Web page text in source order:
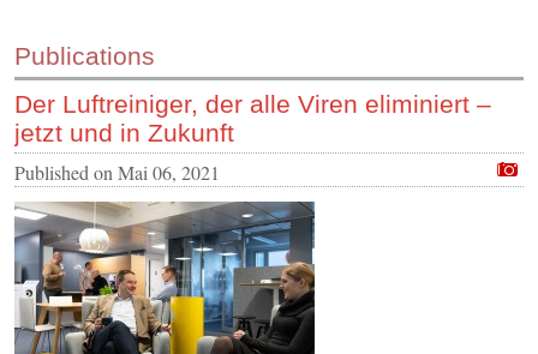
Publications
Der Luftreiniger, der alle Viren eliminiert –
jetzt und in Zukunft
Published on Mai 06, 2021